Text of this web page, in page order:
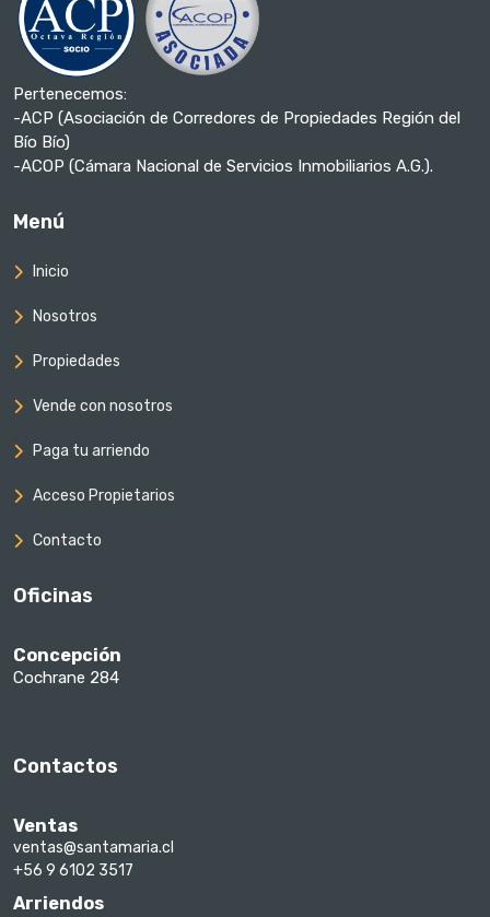
Pertenecemos:
-ACP (Asociación de Corredores de Propiedades Región del
Bío Bío)
-ACOP (Cámara Nacional de Servicios Inmobiliarios A.G.).
Menú
Inicio
Nosotros
Propiedades
Vende con nosotros
Paga tu arriendo
Acceso Propietarios
Contacto
Oficinas
Concepción
Cochrane 284
Contactos
Ventas
ventas@santamaria.cl
+56 9 6102 3517
Arriendos